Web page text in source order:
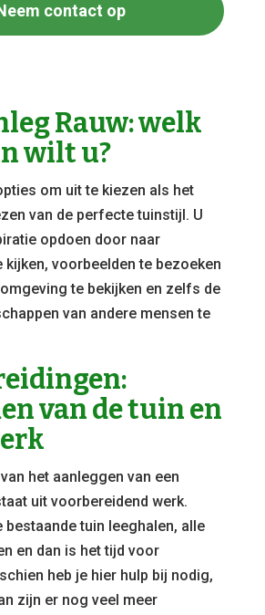
contact op
Rauw: welk
wilt u?
om uit te kiezen als het
van de perfecte tuinstijl. U
opdoen door naar
kijken, voorbeelden te bezoeken
te bekijken en zelfs de
van andere mensen te
van de tuin en
het aanleggen van een
uit voorbereidend werk.
bestaande tuin leeghalen, alle
en dan is het tijd voor
heb je hier hulp bij nodig,
zijn er nog veel meer